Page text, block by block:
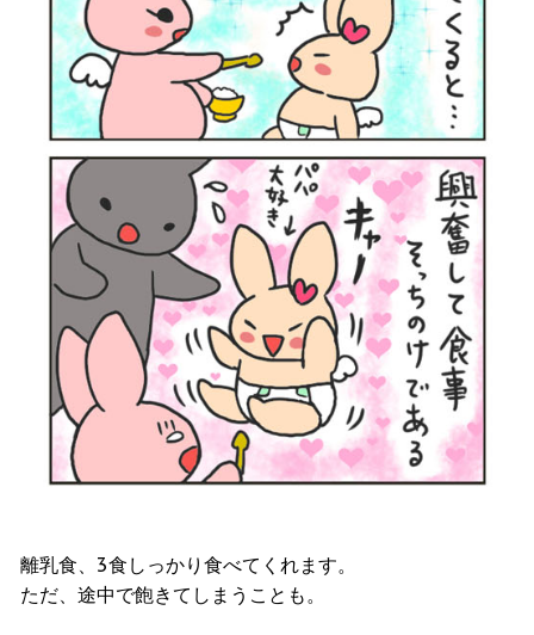
離乳食、3食しっかり食べてくれます。
ただ、途中で飽きてしまうことも。